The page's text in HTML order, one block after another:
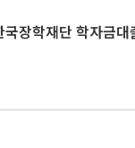
장학재단 학자금